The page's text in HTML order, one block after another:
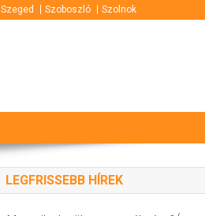
Szeged Szoboszló Szolnok
LEGFRISSEBB HÍREK